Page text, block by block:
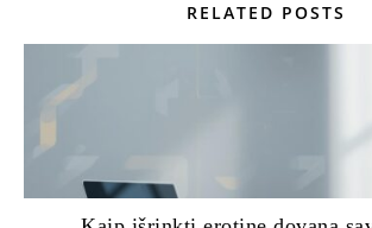
RELATED POSTS